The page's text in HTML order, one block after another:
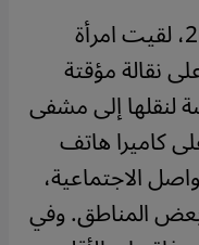
ففي 30 كانون الثاني/يناير 2018، لقيت امرأة
نقالة مؤقتة
لنقلها إلى مشفى
كاميرا هاتف
الاجتماعية،
المناطق. وفي